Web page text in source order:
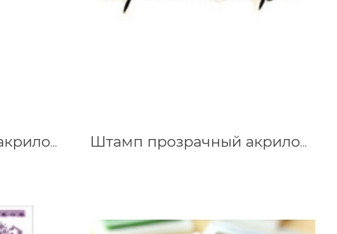
Штамп прозрачный акриловый "Ручная работа" Штамп прозрачный акриловый "Христос Воскрес !"